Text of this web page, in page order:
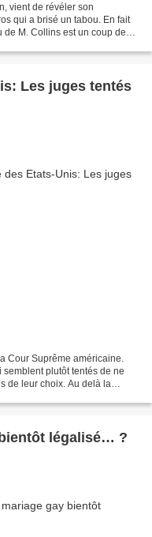
vient de révéler son
qui a brisé un tabou. En fait
de M. Collins est un coup de
Les juges tentés
Cour Suprême américaine.
plutôt tentés de ne
de leur choix. Au delà la
légalisé… ?